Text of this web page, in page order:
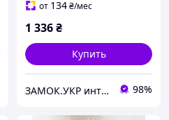
от 134₴/мес
1 336₴
Купить
ЗАМОК.УКР интернет-магазин замков и фурнитуры 98%